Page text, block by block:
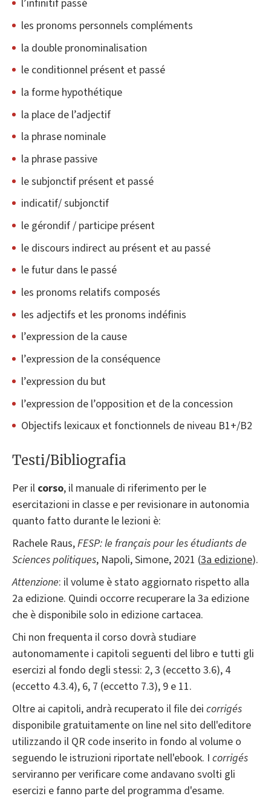
l’infinitif passé
les pronoms personnels compléments
la double pronominalisation
le conditionnel présent et passé
la forme hypothétique
la place de l’adjectif
la phrase nominale
la phrase passive
le subjonctif présent et passé
indicatif/ subjonctif
le gérondif / participe présent
le discours indirect au présent et au passé
le futur dans le passé
les pronoms relatifs composés
les adjectifs et les pronoms indéfinis
l’expression de la cause
l’expression de la conséquence
l’expression du but
l’expression de l’opposition et de la concession
Objectifs lexicaux et fonctionnels de niveau B1+/B2
Testi/Bibliografia
Per il corso, il manuale di riferimento per le
esercitazioni in classe e per revisionare in autonomia
quanto fatto durante le lezioni è:
Rachele Raus,FESP: le français pour les étudiants de
Sciences politiques, Napoli, Simone, 2021 (3a edizione).
Attenzione: il volume è stato aggiornato rispetto alla
2a edizione. Quindi occorre recuperare la 3a edizione
che è disponibile solo in edizione cartacea.
Chi non frequenta il corso dovrà studiare
autonomamente i capitoli seguenti del libro e tutti gli
esercizi al fondo degli stessi: 2, 3 (eccetto 3.6), 4
(eccetto 4.3.4), 6, 7 (eccetto 7.3), 9 e 11.
Oltre ai capitoli, andrà recuperato il file dei corrigés
disponibile gratuitamente on line nel sito dell'editore
utilizzando il QR code inserito in fondo al volume o
seguendo le istruzioni riportate nell'ebook. I corrigés
serviranno per verificare come andavano svolti gli
esercizi e fanno parte del programma d'esame.